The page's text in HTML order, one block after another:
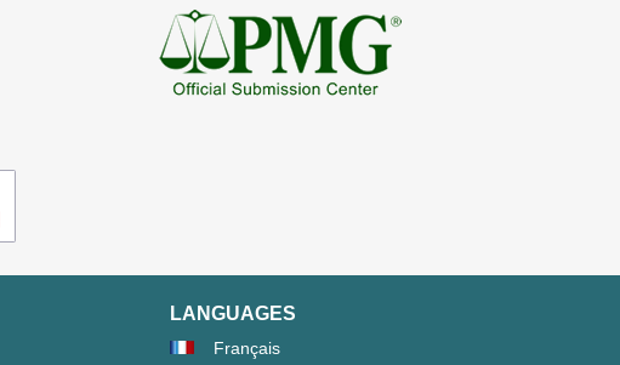
LANGUAGES
Français